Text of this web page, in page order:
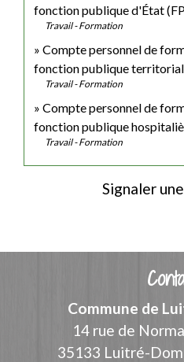
fonction publique d'État
Travail - Formation
Compte personnel de
fonction publique
Travail - Formation
Compte personnel de
fonction publique
Travail - Formation
Signaler
Commune de
14 rue de
35133 Luitré-